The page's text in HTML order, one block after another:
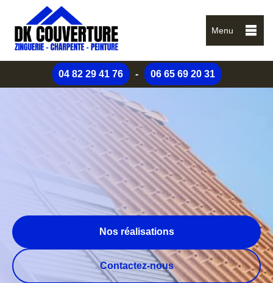
Menu
04 82 29 41 76 - 06 65 69 20 31
Nos réalisations
Contactez-nous